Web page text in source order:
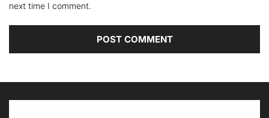
next time I comment.